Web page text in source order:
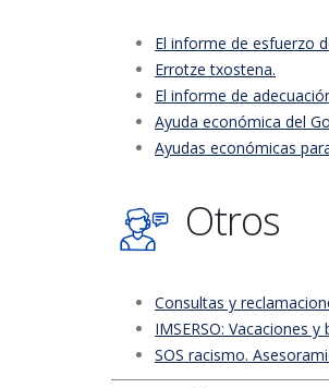
El informe de esfuerzo
Errotze txostena.
El informe de
Ayuda económica del
Ayudas económicas
Otros
Consultas y
IMSERSO: Vacaciones y
SOS racismo.